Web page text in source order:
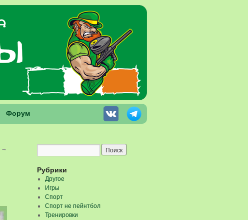
Форум
→
Рубрики
Другое
Игры
Спорт
Спорт не пейнтбол
Тренировки